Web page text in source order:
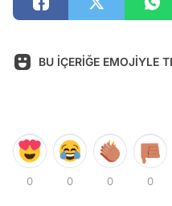
BU İÇERİĞE EMOJİYLE
0 0 0 0